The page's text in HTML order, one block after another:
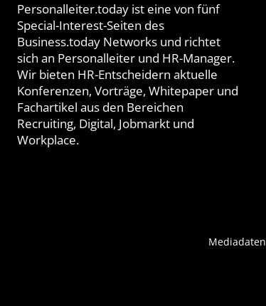
Personalleiter.today ist eine von fünf
Special-Interest-Seiten des
Business.today Networks und richtet
sich an Personalleiter und HR-Manager.
Wir bieten HR-Entscheidern aktuelle
Konferenzen, Vorträge, Whitepaper und
Fachartikel aus den Bereichen
Recruiting, Digital, Jobmarkt und
Workplace.
Mediadaten